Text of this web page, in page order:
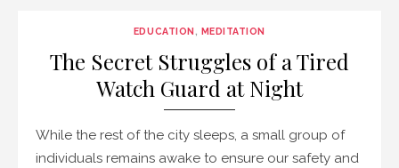
EDUCATION , MEDITATION
The Secret Struggles of a Tired
Watch Guard at Night
While the rest of the city sleeps, a small group of
individuals remains awake to ensure our safety and